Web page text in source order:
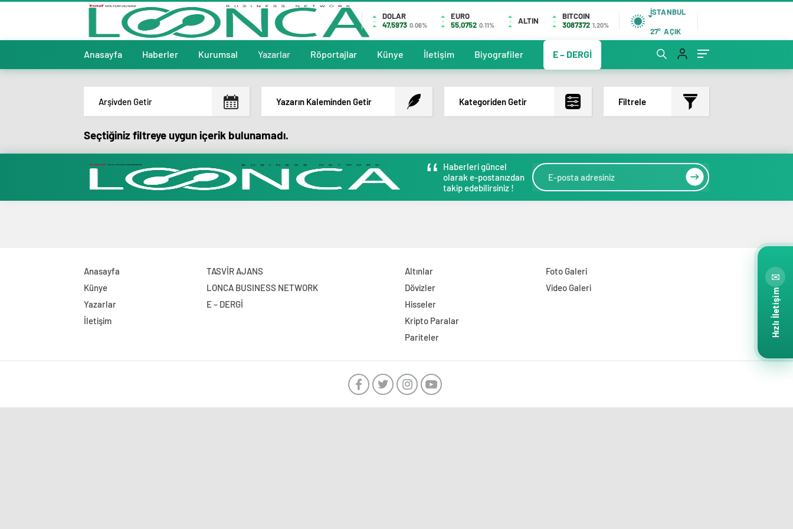
DOLAR
47,5973 0.06%
EURO
55,0752 0.11% ALTIN
BITCOIN
3087372 1,20%
İSTANBUL
27° AÇIK
Anasayfa Haberler Kurumsal Yazarlar Röportajlar Künye İletişim Biyografiler E – DERGİ
Yazarın Kaleminden Getir Kategoriden Getir Filtrele
Seçtiğiniz filtreye uygun içerik bulunamadı.
Haberleri güncel
olarak e-postanızdan
takip edebilirsiniz !
Anasayfa
Künye
Yazarlar
İletişim
TASVİR AJANS
LONCA BUSINESS NETWORK
E – DERGİ
Altınlar
Dövizler
Hisseler
Kripto Paralar
Pariteler
Foto Galeri
Video Galeri
✉
Hızlı İletişim